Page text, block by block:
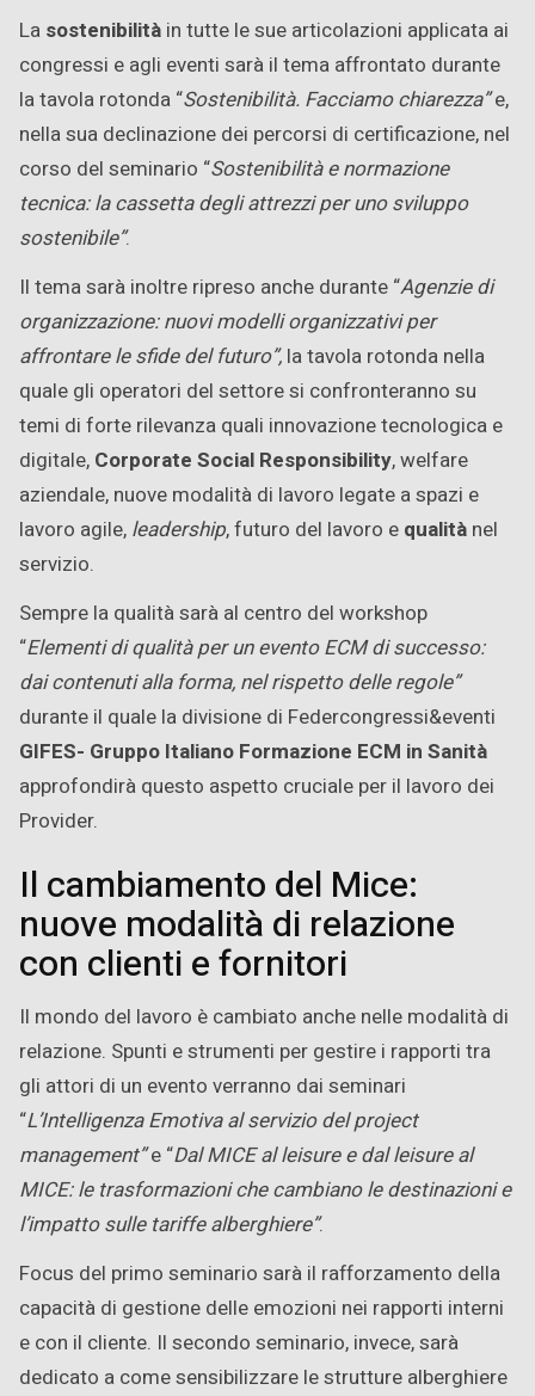
La sostenibilità in tutte le sue articolazioni applicata ai
congressi e agli eventi sarà il tema affrontato durante
la tavola rotonda “Sostenibilità. Facciamo chiarezza”e,
nella sua declinazione dei percorsi di certificazione, nel
corso del seminario “Sostenibilità e normazione
tecnica: la cassetta degli attrezzi per uno sviluppo
sostenibile”.
Il tema sarà inoltre ripreso anche durante “Agenzie di
organizzazione: nuovi modelli organizzativi per
affrontare le sfide del futuro”, la tavola rotonda nella
quale gli operatori del settore si confronteranno su
temi di forte rilevanza quali innovazione tecnologica e
digitale, Corporate Social Responsibility, welfare
aziendale, nuove modalità di lavoro legate a spazi e
lavoro agile, leadership, futuro del lavoro e qualità nel
servizio.
Sempre la qualità sarà al centro del workshop
“Elementi di qualità per un evento ECM di successo:
dai contenuti alla forma, nel rispetto delle regole”
durante il quale la divisione di Federcongressi&eventi
GIFES- Gruppo Italiano Formazione ECM in Sanità
approfondirà questo aspetto cruciale per il lavoro dei
Provider.
Il cambiamento del Mice:
nuove modalità di relazione
con clienti e fornitori
Il mondo del lavoro è cambiato anche nelle modalità di
relazione. Spunti e strumenti per gestire i rapporti tra
gli attori di un evento verranno dai seminari
“L’Intelligenza Emotiva al servizio del project
management”e “Dal MICE al leisure e dal leisure al
MICE: le trasformazioni che cambiano le destinazioni e
l’impatto sulle tariffe alberghiere”.
Focus del primo seminario sarà il rafforzamento della
capacità di gestione delle emozioni nei rapporti interni
e con il cliente. Il secondo seminario, invece, sarà
dedicato a come sensibilizzare le strutture alberghiere